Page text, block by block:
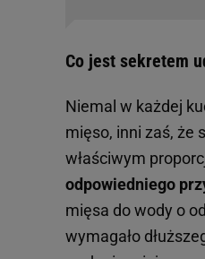
Co jest sekretem
Niemal w każdej
mięso, inni zaś, że
właściwym
odpowiedniego
mięsa do wody o
wymagało